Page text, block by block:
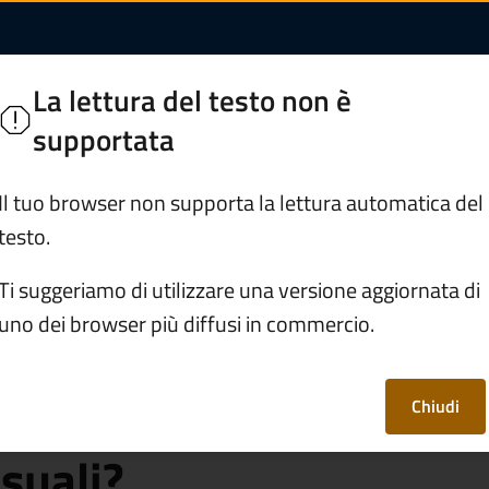
può essere
Servizi Vivere Predore
e stato civile
può essere
di separazione
La lettura del testo non è
supportata
Il tuo browser non supporta la lettura automatica del
suggeriamo di utilizzare una versione aggiornata di
uno dei browser più diffusi in commercio.
Chiudi